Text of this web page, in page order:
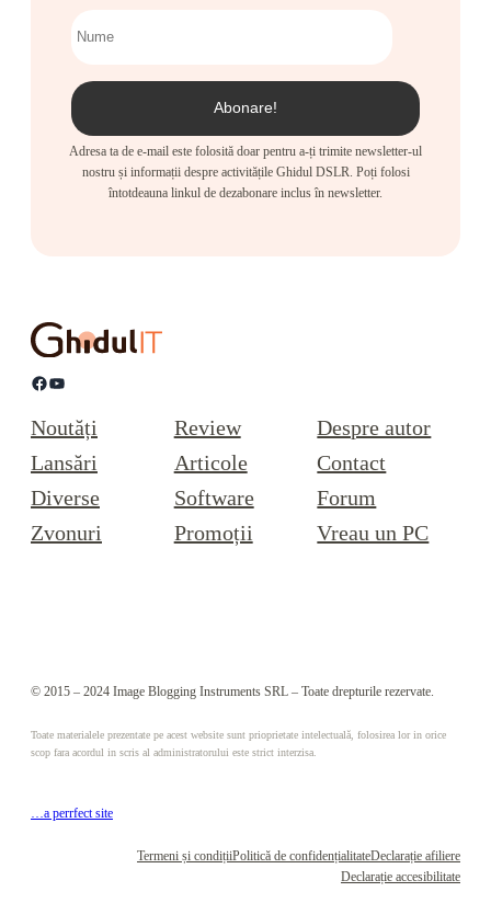
Adresa ta de e-mail este folosită doar pentru a-ți trimite newsletter-ul
nostru și informații despre activitățile Ghidul DSLR. Poți folosi
întotdeauna linkul de dezabonare inclus în newsletter.
Facebook YouTube
Noutăți
Lansări
Diverse
Zvonuri
Review
Articole
Software
Promoții
Despre autor
Contact
Forum
Vreau un PC
© 2015 – 2024 Image Blogging Instruments SRL – Toate drepturile rezervate.
Toate materialele prezentate pe acest website sunt prioprietate intelectuală, folosirea lor in orice
scop fara acordul in scris al administratorului este strict interzisa.
…a perrfect site
Termeni și condițiiPolitică de confidențialitateDeclarație afiliere
Declarație accesibilitate